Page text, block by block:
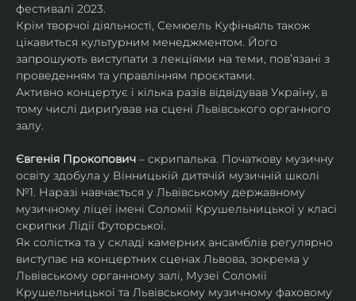
фестивалі 2023.
Крім творчої діяльності, Семюель Куфіньяль також
цікавиться культурним менеджментом. Його
запрошують виступати з лекціями на теми, пов’язані з
проведенням та управлінням проєктами.
Активно концертує і кілька разів відвідував Україну, в
тому числі дириґував на сцені Львівського органного
залу.
Євгенія Прокопович – скрипалька. Початкову музичну
освіту здобула у Вінницькій дитячій музичній школі
№1. Наразі навчається у Львівському державному
музичному ліцеї імені Соломії Крушельницької у класі
скрипки Лідії Футорської.
Як солістка та у складі камерних ансамблів регулярно
виступає на концертних сценах Львова, зокрема у
Львівському органному залі, Музеї Соломії
Крушельницької та Львівському музичному фаховому